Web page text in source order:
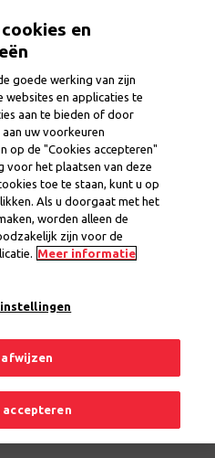
Delen
nu
en
goede werking van zijn
websites en applicaties te
aan te bieden of door
uw voorkeuren
op de "Cookies accepteren"
voor het plaatsen van deze
toe te staan, kunt u op
Als u doorgaat met het
worden alleen de
zijn voor de
Meer informatie
afwijzen
accepteren